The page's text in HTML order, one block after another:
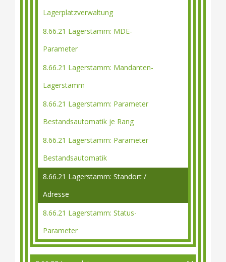
Lagerplatzverwaltung
8.66.21 Lagerstamm: MDE-
Parameter
8.66.21 Lagerstamm: Mandanten-
Lagerstamm
8.66.21 Lagerstamm: Parameter
Bestandsautomatik je Rang
8.66.21 Lagerstamm: Parameter
Bestandsautomatik
8.66.21 Lagerstamm: Standort /
Adresse
8.66.21 Lagerstamm: Status-
Parameter